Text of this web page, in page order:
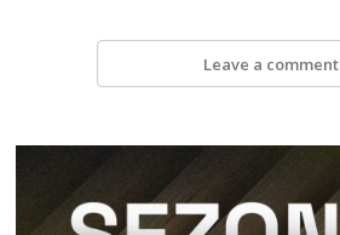
Leave a comment